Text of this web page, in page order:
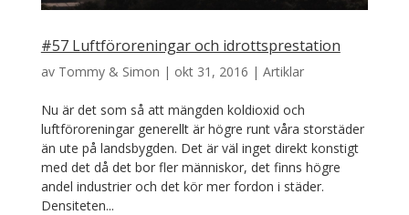
#57 Luftföroreningar och idrottsprestation
av Tommy & Simon | okt 31, 2016 | Artiklar
Nu är det som så att mängden koldioxid och
luftföroreningar generellt är högre runt våra storstäder
än ute på landsbygden. Det är väl inget direkt konstigt
med det då det bor fler människor, det finns högre
andel industrier och det kör mer fordon i städer.
Densiteten...